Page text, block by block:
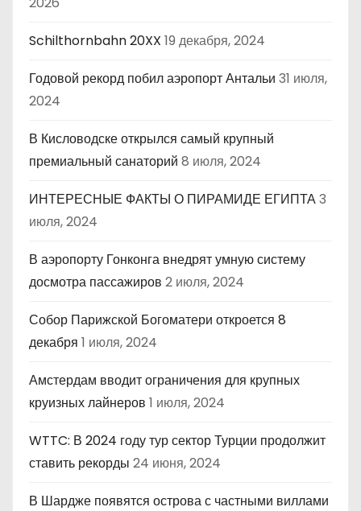
Schilthornbahn 20XX 19 декабря, 2024
Годовой рекорд побил аэропорт Антальи 31 июля,
2024
В Кисловодске открылся самый крупный
премиальный санаторий 8 июля, 2024
ИНТЕРЕСНЫЕ ФАКТЫ О ПИРАМИДЕ ЕГИПТА3
июля, 2024
В аэропорту Гонконга внедрят умную систему
досмотра пассажиров 2 июля, 2024
Собор Парижской Богоматери откроется 8
декабря 1 июля, 2024
Амстердам вводит ограничения для крупных
круизных лайнеров 1 июля, 2024
WTTC: В 2024 году тур сектор Турции продолжит
ставить рекорды 24 июня, 2024
В Шардже появятся острова с частными виллами